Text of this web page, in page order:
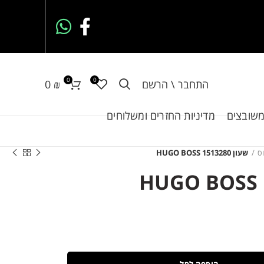
התחבר \ הרשם 0
0
0 ₪
מדיניות החזרים ומשלוחים
שעון HUGO BOSS 1513280